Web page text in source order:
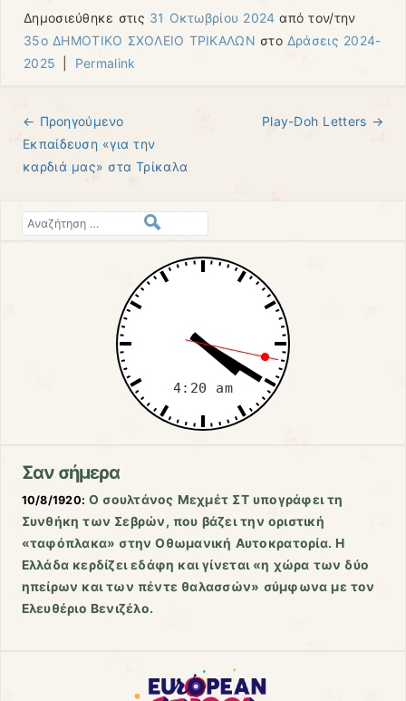
Δημοσιεύθηκε στις 31 Οκτωβρίου 2024 από τον/την
35ο ΔΗΜΟΤΙΚΟ ΣΧΟΛΕΙΟ ΤΡΙΚΑΛΩΝ στο Δράσεις 2024-
2025
Permalink
Πλοήγηση άρθρων
← Προηγούμενo
Εκπαίδευση «για την
καρδιά μας» στα Τρίκαλα
Play-Doh Letters →
Αναζήτηση
Σαν σήμερα
10/8/1920:Ο σουλτάνος Μεχμέτ ΣΤ υπογράφει τη
Συνθήκη των Σεβρών, που βάζει την οριστική
«ταφόπλακα» στην Οθωμανική Αυτοκρατορία. Η
Ελλάδα κερδίζει εδάφη και γίνεται «η χώρα των δύο
ηπείρων και των πέντε θαλασσών» σύμφωνα με τον
Ελευθέριο Βενιζέλο.